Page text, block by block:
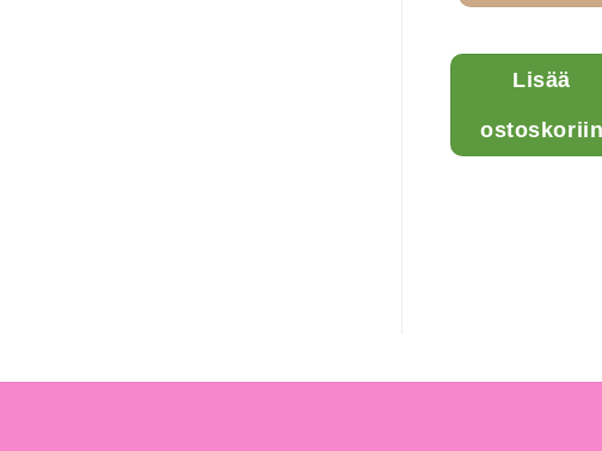
Lisää
ostoskoriin